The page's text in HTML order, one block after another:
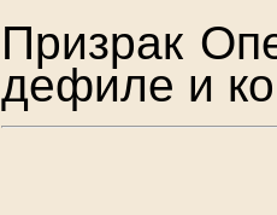
Призрак
дефиле и